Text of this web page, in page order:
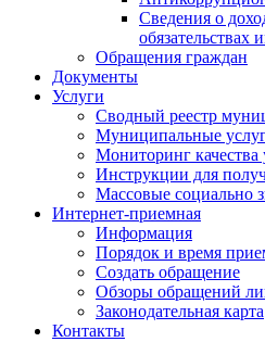
Сведения о
обязательствах
Обращения граждан
Документы
Услуги
Сводный реестр
Муниципальные
Мониторинг качества
Инструкции для
Массовые социально
Интернет-приемная
Информация
Порядок и время
Создать обращение
Обзоры обращений
Законодательная карта
Контакты